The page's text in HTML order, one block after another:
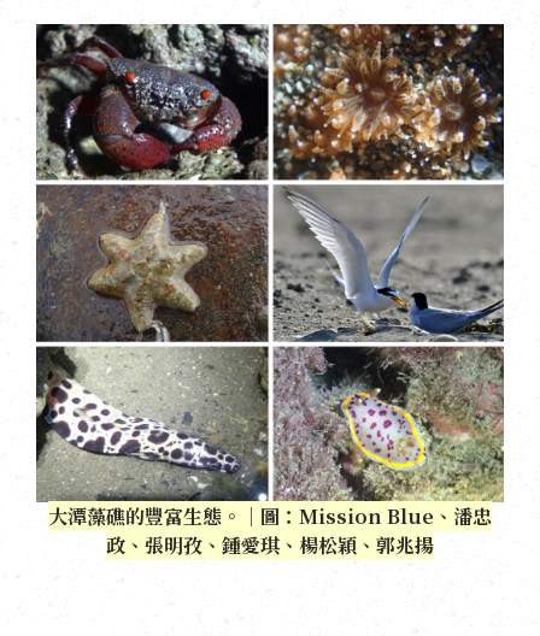
大潭藻礁的豐富生態。｜圖：Mission Blue、潘忠
政、張明孜、鍾愛琪、楊松穎、郭兆揚